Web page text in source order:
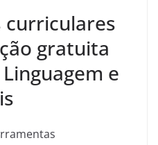
curriculares
gratuita
e